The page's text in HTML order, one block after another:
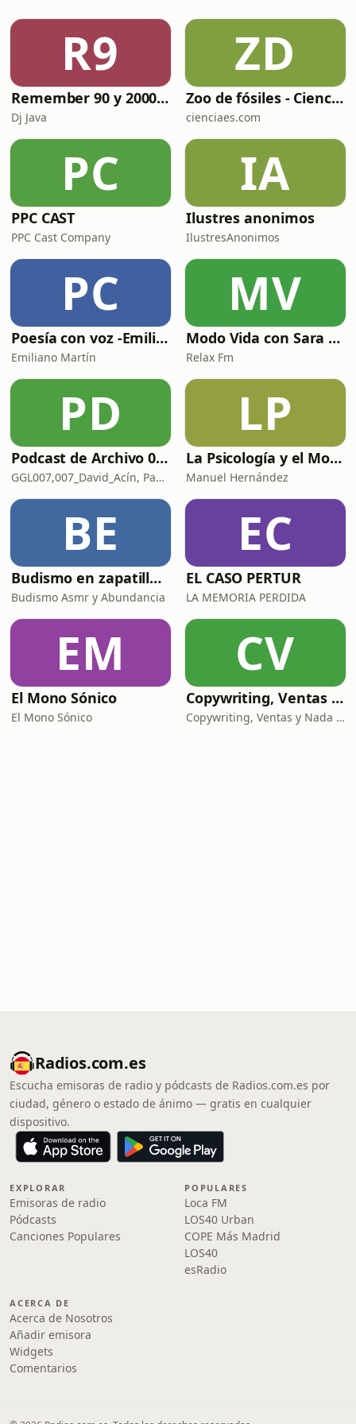
"más allá". En este video, exploramos
su impactante historia y cómo hoy
ayuda
R9
Remember 90 y 2000 en PLAY WITH ME by Dj Java
Dj Java
ZD
Zoo de fósiles - Cienciaes.com
cienciaes.com
PC
PPC CAST
PPC Cast Company
IA
Ilustres anonimos
IlustresAnonimos
PC
Poesía con voz -Emiliano Martín- Podcasts
Emiliano Martín
MV
Modo Vida con Sara Manzaneque
Relax Fm
PD
Podcast de Archivo 007
GGL007,007_David_Acín, Pablo_Ortega, 58, AlbertoBond y Claalc
LP
La Psicología y el Modelo Parcuve®
Manuel Hernández
BE
Budismo en zapatillas, El budismo sin sermones
Budismo Asmr y Abundancia
EC
EL CASO PERTUR
LA MEMORIA PERDIDA
EM
El Mono Sónico
El Mono Sónico
CV
Copywriting, Ventas y Nada que perder
Copywriting, Ventas y Nada que Perder
Radios.com.es
Escucha emisoras de radio y pódcasts de Radios.com.es por
ciudad, género o estado de ánimo — gratis en cualquier
dispositivo.
EXPLORAR
Emisoras de radio
Pódcasts
Canciones Populares
POPULARES
Loca FM
LOS40 Urban
COPE Más Madrid
LOS40
esRadio
ACERCA DE
Acerca de Nosotros
Añadir emisora
Widgets
Comentarios